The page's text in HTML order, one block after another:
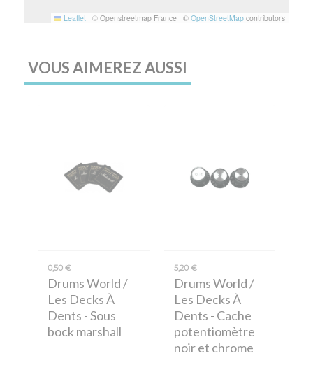
Leaflet | © Openstreetmap France | © OpenStreetMap contributors
VOUS AIMEREZ AUSSI
0,50 €
Drums World /
Les Decks À
Dents - Sous
bock marshall
5,20 €
Drums World /
Les Decks À
Dents - Cache
potentiomètre
noir et chrome